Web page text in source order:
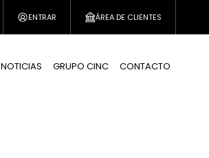
ENTRAR ÁREA DE CLIENTES
NOTICIAS GRUPO CINC CONTACTO